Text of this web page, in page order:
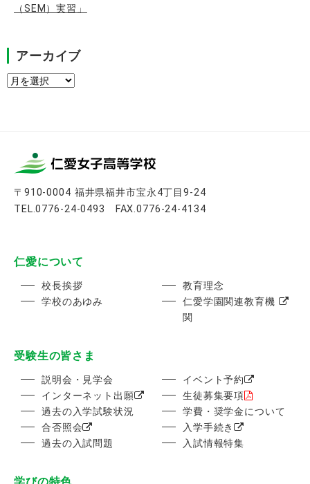
（SEM）実習」
アーカイブ
ア
〒910-0004 福井県福井市宝永4丁目9-24
TEL.0776-24-0493 FAX.0776-24-4134
仁愛について
校長挨拶
教育理念
学校のあゆみ
仁愛学園関連教育機
関
受験生の皆さま
説明会・見学会
イベント予約
インターネット出願
生徒募集要項
過去の入学試験状況
学費・奨学金について
合否照会
入学手続き
過去の入試問題
入試情報特集